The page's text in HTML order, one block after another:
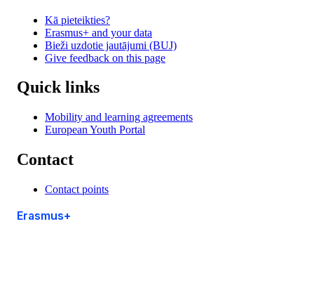
Kā pieteikties?
Erasmus+ and your data
Bieži uzdotie jautājumi (BUJ)
Give feedback on this page
Quick links
Mobility and learning agreements
European Youth Portal
Contact
Contact points
Erasmus+